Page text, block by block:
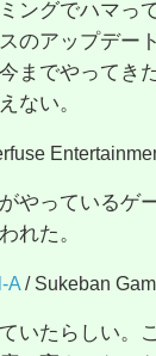
ングでハマっ
のアップデー
までやってき
ない。
やっているゲ
れた。
A / Sukeban
いたらしい。